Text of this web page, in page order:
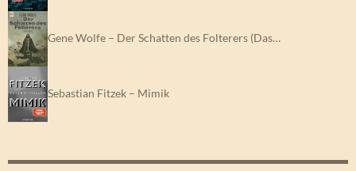
Gene Wolfe – Der Schatten des Folterers (Das…
Sebastian Fitzek – Mimik